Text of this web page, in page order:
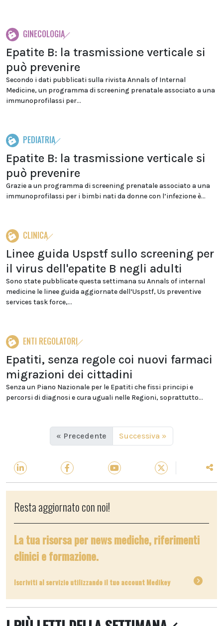
GINECOLOGIA
Epatite B: la trasmissione verticale si
può prevenire
Secondo i dati pubblicati sulla rivista Annals of Internal
Medicine, un programma di screening prenatale associato a una
immunoprofilassi per...
PEDIATRIA
Epatite B: la trasmissione verticale si
può prevenire
Grazie a un programma di screening prenatale associato a una
immunoprofilassi per i bimbi nati da donne con l’infezione è...
CLINICA
Linee guida Uspstf sullo screening per
il virus dell'epatite B negli adulti
Sono state pubblicate questa settimana su Annals of internal
medicine le linee guida aggiornate dell’Uspstf, Us preventive
services task force,...
ENTI REGOLATORI
Epatiti, senza regole coi nuovi farmaci
migrazioni dei cittadini
Senza un Piano Nazionale per le Epatiti che fissi principi e
percorsi di diagnosi e cura uguali nelle Regioni, soprattutto...
« Precedente Successiva »
Resta aggiornato con noi!
La tua risorsa per news mediche, riferimenti
clinici e formazione.
Iscriviti al servizio utilizzando il tuo account Medikey